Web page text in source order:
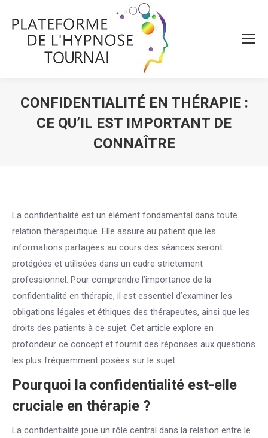
CONFIDENTIALITÉ EN THÉRAPIE :
CE QU’IL EST IMPORTANT DE
CONNAÎTRE
La confidentialité est un élément fondamental dans toute
relation thérapeutique. Elle assure au patient que les
informations partagées au cours des séances seront
protégées et utilisées dans un cadre strictement
professionnel. Pour comprendre l’importance de la
confidentialité en thérapie, il est essentiel d’examiner les
obligations légales et éthiques des thérapeutes, ainsi que les
droits des patients à ce sujet. Cet article explore en
profondeur ce concept et fournit des réponses aux questions
les plus fréquemment posées sur le sujet.
Pourquoi la confidentialité est-elle
cruciale en thérapie ?
La confidentialité joue un rôle central dans la relation entre le